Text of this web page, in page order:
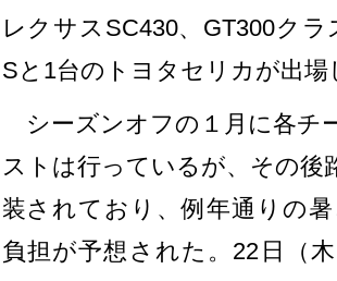
レクサスSC430、GT300ク
Sと1台のトヨタセリカが出場
シーズンオフの１月に各チ
ストは行っているが、その後
装されており、例年通りの
負担が予想された。22日（